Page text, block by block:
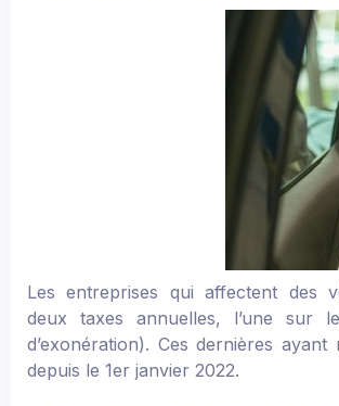
Les entreprises qui affectent des
deux taxes annuelles, l’une sur
d’exonération). Ces dernières
depuis le 1er janvier 2022.